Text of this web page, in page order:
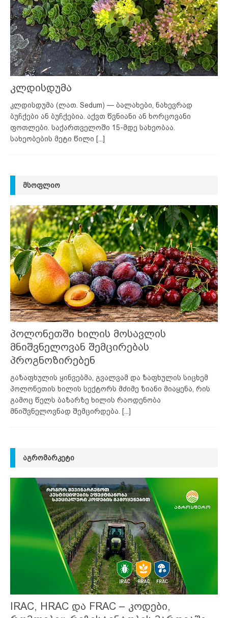
კლდისდუმა
კლდისდუმა (ლათ. Sedum) — ბალახები, ნახევრად
ბუჩქები ან ბუჩქებია. აქვთ წვნიანი ან ხორცოვანი
ფოთლები. საქართველოში 15-მდე სახეობაა.
სახეობების მეტი წილი [...]
ᲛᲡᲝᲤᲚᲘᲝ
პოლონეთში ხილის მოსავლის
მნიშვნელოვან შემცირებას
პროგნოზირებენ
გაზაფხულის ყინვებმა, გვალვამ და ზაფხულის სიცხემ
პოლონეთის ხილის სექტორს მძიმე ზიანი მიაყენა, რის
გამოც წელს ბაზარზე ხილის რაოდენობა
მნიშვნელოვნად შემცირდება.
[...]
ᲐᲒᲠᲝᲛᲐᲠᲙᲔᲢᲘ
IRAC, HRAC და FRAC – კოდები,